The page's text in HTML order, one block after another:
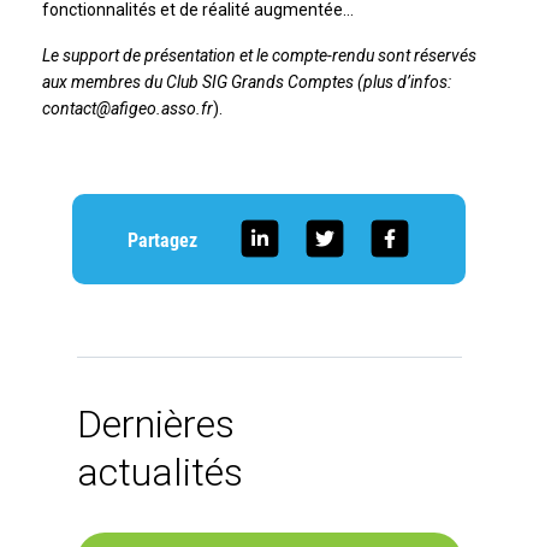
fonctionnalités et de réalité augmentée…
Le support de présentation et le compte-rendu sont réservés
aux membres du Club SIG Grands Comptes (plus d’infos:
contact@afigeo.asso.fr).
Partagez
Dernières
actualités